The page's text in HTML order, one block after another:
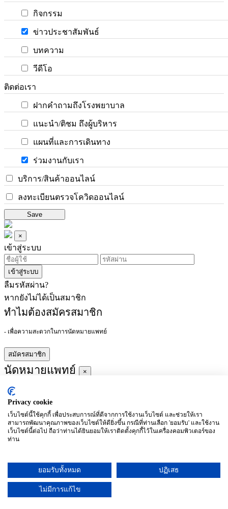
กิจกรรม
ข่าวประชาสัมพันธ์
บทความ
วีดีโอ
ติดต่อเรา
ฝากคำถามถึงโรงพยาบาล
แนะนำ/ติชม ถึงผู้บริหาร
แผนที่และการเดินทาง
ร่วมงานกับเรา
บริการ/สินค้าออนไลน์
ลงทะเบียนตรวจโควิดออนไลน์
Save
×
เข้าสู่ระบบ
เข้าสู่ระบบ
ลืมรหัสผ่าน?
หากยังไม่ได้เป็นสมาชิก
ทำไมต้องสมัครสมาชิก
- เพื่อความสะดวกในการนัดหมายแพทย์
สมัครสมาชิก
นัดหมายแพทย์ ×
ผู้ชำนาญการ
ประจำ :
อาทิตย์
จันทร์
(27/09)
อังคาร
(28/09)
พุธ
พฤหัสบดี
ศุกร์
เสาร์
Privacy cookie
เว็บไซต์นี้ใช้คุกกี้ เพื่อประสบการณ์ที่ดีจากการใช้งานเว็บไซต์ และช่วยให้เรา
สามารถพัฒนาคุณภาพของเว็บไซต์ให้ดียิ่งขึ้น กรณีที่ท่านเลือก 'ยอมรับ' และใช้งาน
เว็บไซต์นี้ต่อไป ถือว่าท่านได้ยินยอมให้เราติดตั้งคุกกี้ไว้ในเครื่องคอมพิวเตอร์ของ
ท่าน
ยอมรับทั้งหมด ปฏิเสธ
ไม่มีการแก้ไข